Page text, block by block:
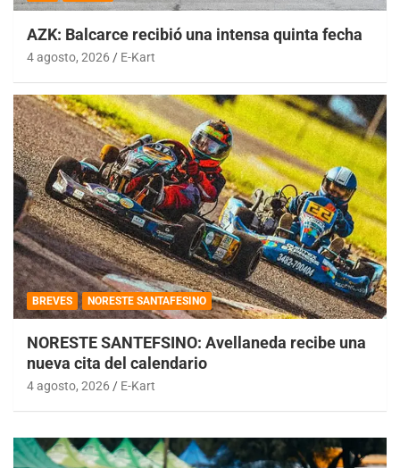
AZK: Balcarce recibió una intensa quinta fecha
4 agosto, 2026 E-Kart
BREVES NORESTE SANTAFESINO
NORESTE SANTEFSINO: Avellaneda recibe una
nueva cita del calendario
4 agosto, 2026 E-Kart